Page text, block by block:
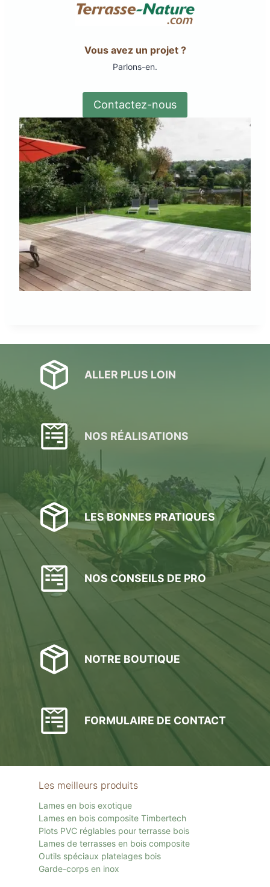
Vous avez un projet ?
Parlons-en.
Contactez-nous
ALLER PLUS LOIN
NOS RÉALISATIONS
LES BONNES PRATIQUES
NOS CONSEILS DE PRO
NOTRE BOUTIQUE
FORMULAIRE DE CONTACT
Les meilleurs produits
Lames en bois exotique
Lames en bois composite Timbertech
Plots PVC réglables pour terrasse bois
Lames de terrasses en bois composite
Outils spéciaux platelages bois
Garde-corps en inox